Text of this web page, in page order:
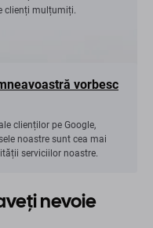
clienți mulțumiți.
vorbesc
clienților pe Google,
noastre sunt cea mai
serviciilor noastre.
nevoie